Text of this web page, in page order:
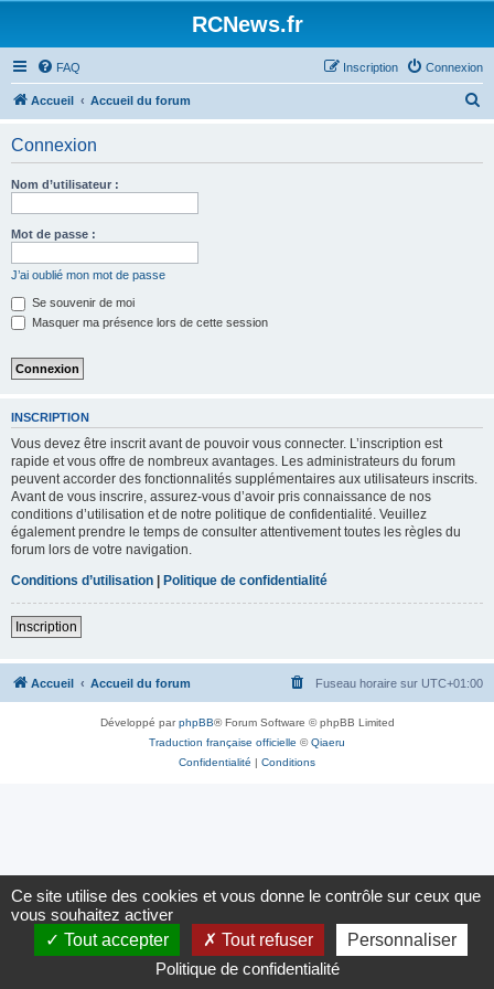
RCNews.fr
FAQ Connexion
Inscription
Accueil Accueil du forum
Connexion
Nom d’utilisateur :
Mot de passe :
J’ai oublié mon mot de passe
Se souvenir de moi
Masquer ma présence lors de cette session
INSCRIPTION
Vous devez être inscrit avant de pouvoir vous connecter. L’inscription est
rapide et vous offre de nombreux avantages. Les administrateurs du forum
peuvent accorder des fonctionnalités supplémentaires aux utilisateurs inscrits.
Avant de vous inscrire, assurez-vous d’avoir pris connaissance de nos
conditions d’utilisation et de notre politique de confidentialité. Veuillez
également prendre le temps de consulter attentivement toutes les règles du
forum lors de votre navigation.
Conditions d’utilisation | Politique de confidentialité
Inscription
Accueil Accueil du forum Fuseau horaire sur UTC+01:00
Développé parphpBB® Forum Software © phpBB Limited
Traduction française officielle ©Qiaeru
Confidentialité | Conditions
Panneau de gestion des cookies
Ce site utilise des cookies et vous donne le contrôle sur ceux que
vous souhaitez activer
Tout accepter
Tout refuser
Personnaliser
Politique de confidentialité